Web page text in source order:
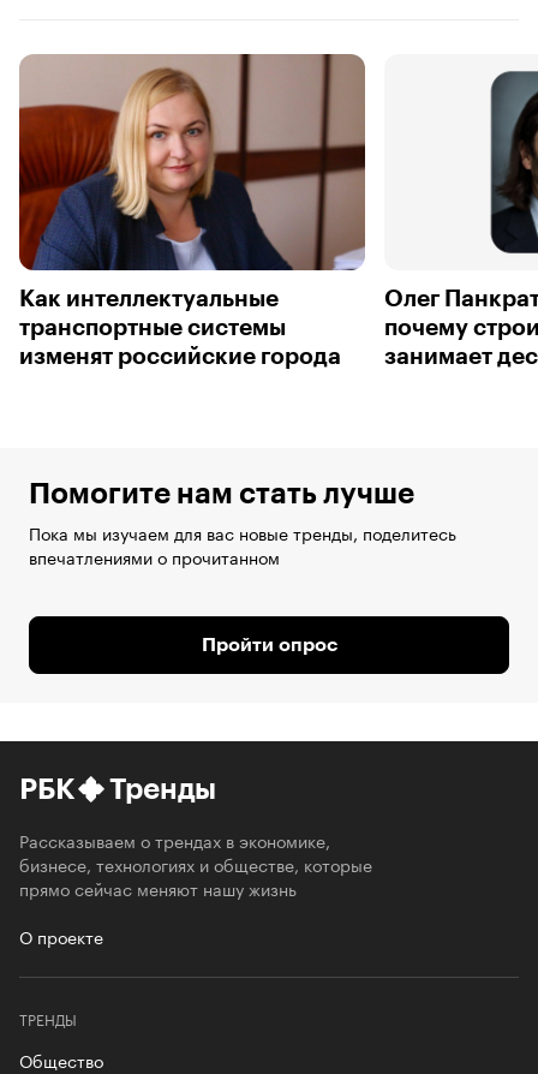
Как интеллектуальные
транспортные системы
изменят российские города
Олег
почему
занимает
Помогите нам стать лучше
Пока мы изучаем для вас новые тренды, поделитесь
впечатлениями о прочитанном
Пройти опрос
РБК Тренды
Рассказываем о трендах в экономике,
бизнесе, технологиях и обществе, которые
прямо сейчас меняют нашу жизнь
О проекте
ТРЕНДЫ
Общество